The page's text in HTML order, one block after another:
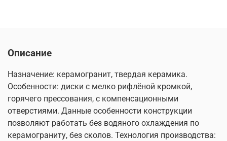
Описание
Назначение: керамогранит, твердая керамика.
Особенности: диски с мелко рифлёной кромкой,
горячего прессования, с компенсационными
отверстиями. Данные особенности конструкции
позволяют работать без водяного охлаждения по
керамограниту, без сколов. Технология производства: